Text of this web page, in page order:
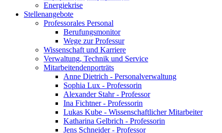
Energiekrise
Stellenangebote
Professorales Personal
Berufungsmonitor
Wege zur Professur
Wissenschaft und Karriere
Verwaltung, Technik und Service
Mitarbeitendenporträts
Anne Dietrich - Personalverwaltung
Sophia Lux - Professorin
Alexander Stahr - Professor
Ina Fichtner - Professorin
Lukas Kube - Wissenschaftlicher Mitarbeiter
Katharina Gelbrich - Professorin
Jens Schneider - Professor